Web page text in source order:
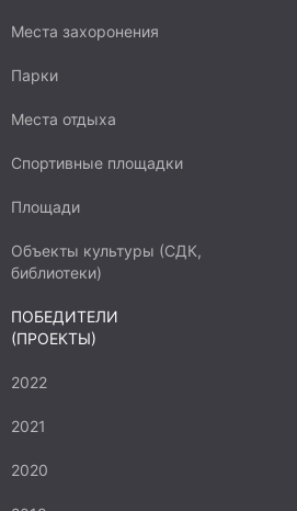
Места захоронения
Парки
Места отдыха
Спортивные площадки
Площади
Объекты культуры (СДК,
библиотеки)
ПОБЕДИТЕЛИ
(ПРОЕКТЫ)
2022
2021
2020